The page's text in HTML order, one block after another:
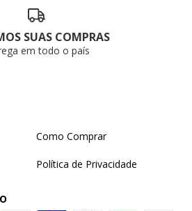
SUAS COMPRAS
em todo o país
Como Comprar
Política de Privacidade